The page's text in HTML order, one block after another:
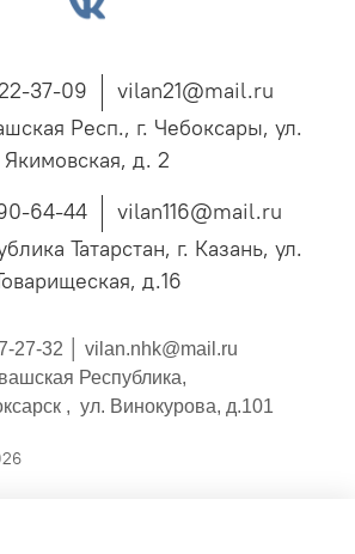
37-09
vilan21@mail.ru
Респ., г. Чебоксары, ул.
Якимовская, д. 2
64-44
vilan116@mail.ru
Татарстан, г. Казань, ул.
д.16
27-32 │ vilan.nhk@mail.ru
Республика,
, ул. Винокурова, д.101